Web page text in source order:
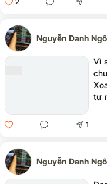
Nguyễn Danh
Vì
tư
1
Nguyễn Danh